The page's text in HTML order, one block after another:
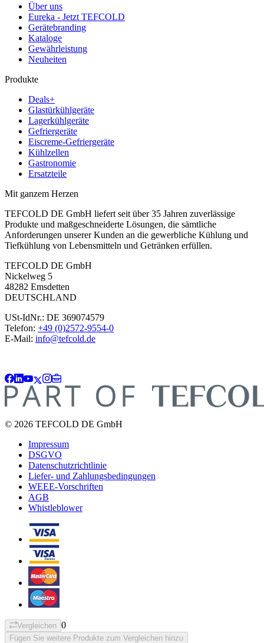
Über uns
Eureka - Jetzt TEFCOLD
Gerätebranding
Kataloge
Gewährleistung
Neuheiten
Produkte
Deals+
Glastürkühlgeräte
Lagerkühlgeräte
Gefriergeräte
Eiscreme-Gefriergeräte
Kühlzellen
Gastronomie
Ersatzteile
Mit ganzem Herzen
TEFCOLD DE GmbH liefert seit über 35 Jahren zuverlässige
Produkte und maßgeschneiderte Lösungen, die sämtliche
Anforderungen unserer Kunden an die gewerbliche Kühlung und
Tiefkühlung von Lebensmitteln und Getränken erfüllen.
TEFCOLD DE GmbH
Nickelweg 5
48282 Emsdetten
DEUTSCHLAND
USt-IdNr.: DE 369074579
Telefon: +49 (0)2572-9554-0
E-Mail: info@tefcold.de
© 2026 TEFCOLD DE GmbH
Impressum
DSGVO
Datenschutzrichtlinie
Liefer- und Zahlungsbedingungen
WEEE-Vorschriften
AGB
Whistleblower
Vergleichen 0
Fügen Sie weitere Produkte zum Vergleichen hinzu